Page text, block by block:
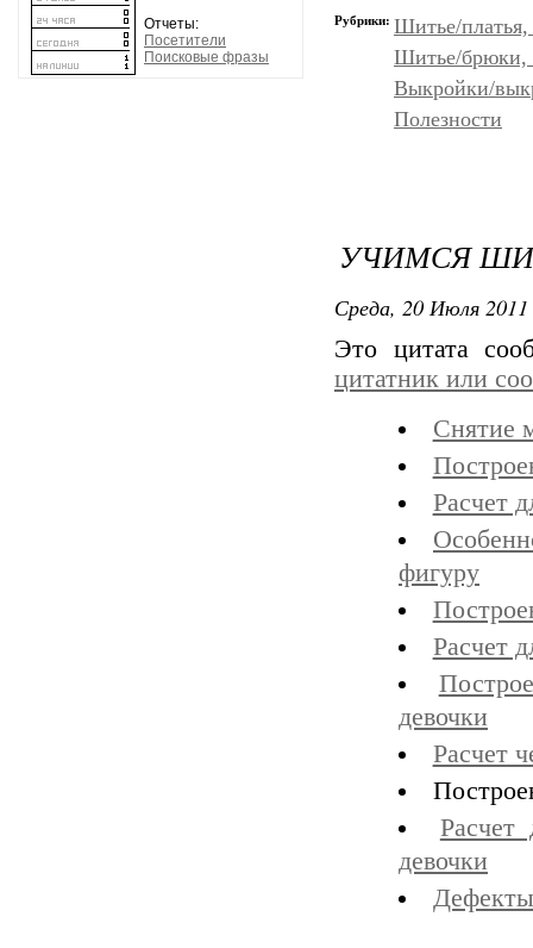
Отчеты:
Посетители
Поисковые фразы
Рубрики: Шитье/платья,
Шитье/брюки,
Выкройки/
Полезности
УЧИМСЯ
Среда, 20 Июля
Это цитата
цитатник или
Снятие
Расчет
фигуру
Расчет
девочки
Расчет
девочки